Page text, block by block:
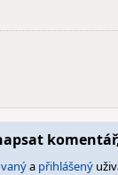
a přihlášený